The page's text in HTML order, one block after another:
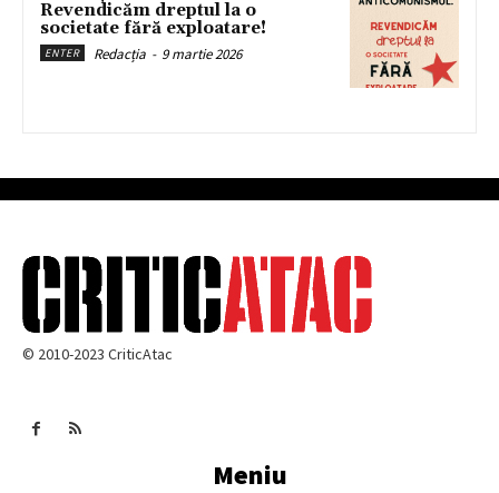
Revendicăm dreptul la o
societate fără exploatare!
ENTER Redacția - 9 martie 2026
© 2010-2023 CriticAtac
Meniu